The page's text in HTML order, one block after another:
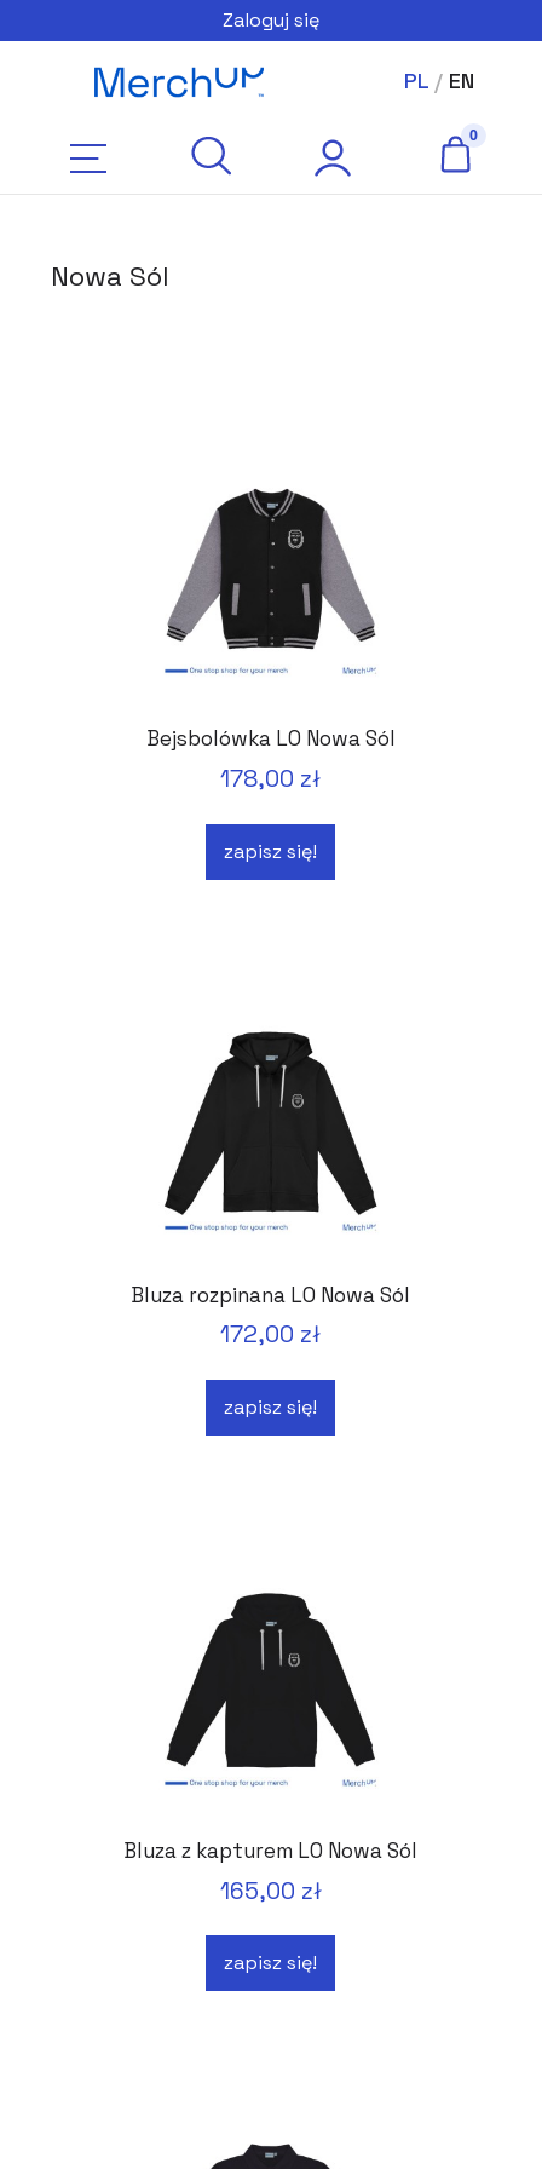
Zaloguj się
PL/ EN
Nowa Sól
Bejsbolówka LO Nowa Sól
178,00 zł
zapisz się!
Bluza rozpinana LO Nowa Sól
172,00 zł
zapisz się!
Bluza z kapturem LO Nowa Sól
165,00 zł
zapisz się!